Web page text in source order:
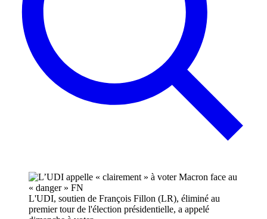
L'UDI, soutien de François Fillon (LR), éliminé au
premier tour de l'élection présidentielle, a appelé